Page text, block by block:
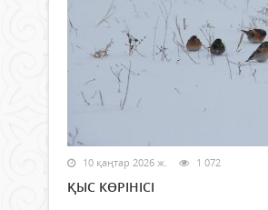
10 қаңтар 2026 ж. 1 072
ҚЫС КӨРІНІСІ